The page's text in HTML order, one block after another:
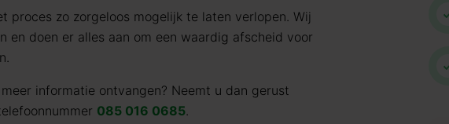
proces zo zorgeloos mogelijk te laten verlopen. Wij
en doen er alles aan om een waardig afscheid voor
informatie ontvangen? Neemt u dan gerust
085 016 0685.